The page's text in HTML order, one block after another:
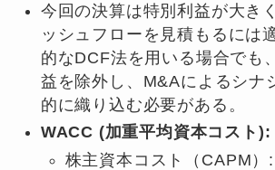
今回の決算は特別利益が大き
ッシュフローを見積もるには
的なDCF法を用いる場合でも
益を除外し、M&Aによるシナ
的に織り込む必要がある。
WACC (加重平均資本コスト):
株主資本コスト（CAPM）